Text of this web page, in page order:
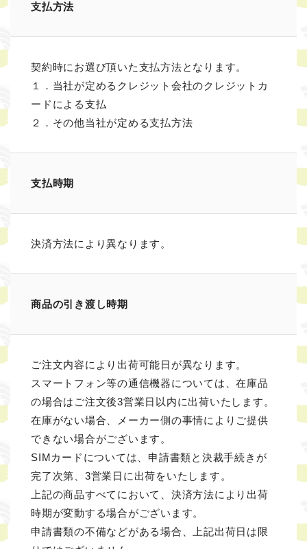
支払方法
契約時にお選び頂いた支払方法となります。
１．当社が定めるクレジット会社のクレジットカ
ードによる支払
２．その他当社が定める支払方法
支払時期
決済方法により異なります。
商品の引き渡し時期
ご注文内容により出荷可能日が異なります。
スマートフォン等の通信機器については、在庫品
の場合はご注文後3営業日以内に出荷いたします。
在庫がない場合、メーカー側の事情によりご提供
できない場合がございます。
SIMカードについては、申請書類と決裁手続きが
完了次第、3営業日に出荷をいたします。
上記の商品すべてにおいて、決済方法により出荷
時期が変動する場合がございます。
申請書類の不備などがある場合、上記出荷日は限